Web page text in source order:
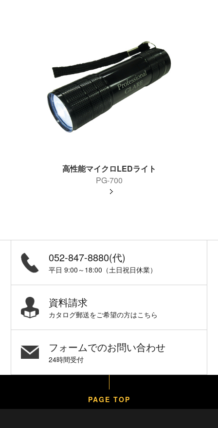
高性能マイクロLEDライト
PG-700
052-847-8880(代)
平日 9:00～18:00（土日祝日休業）
資料請求
カタログ郵送をご希望の方はこちら
フォームでのお問い合わせ
24時間受付
PAGE TOP